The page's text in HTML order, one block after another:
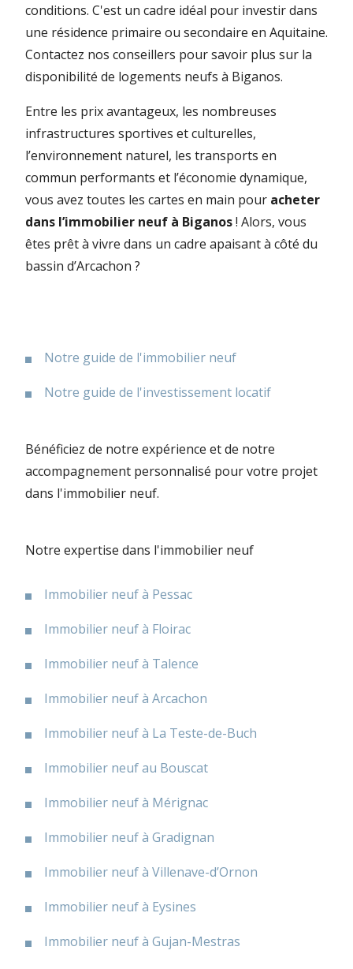
conditions. C'est un cadre idéal pour investir dans
une résidence primaire ou secondaire en Aquitaine.
Contactez nos conseillers pour savoir plus sur la
disponibilité de logements neufs à Biganos.
Entre les prix avantageux, les nombreuses
infrastructures sportives et culturelles,
l’environnement naturel, les transports en
commun performants et l’économie dynamique,
vous avez toutes les cartes en main pour acheter
dans l’immobilier neuf à Biganos! Alors, vous
êtes prêt à vivre dans un cadre apaisant à côté du
bassin d’Arcachon ?
Notre guide de l'immobilier neuf
Notre guide de l'investissement locatif
Bénéficiez de notre expérience et de notre
accompagnement personnalisé pour votre projet
dans l'immobilier neuf.
Notre expertise dans l'immobilier neuf
Immobilier neuf à Pessac
Immobilier neuf à Floirac
Immobilier neuf à Talence
Immobilier neuf à Arcachon
Immobilier neuf à La Teste-de-Buch
Immobilier neuf au Bouscat
Immobilier neuf à Mérignac
Immobilier neuf à Gradignan
Immobilier neuf à Villenave-d’Ornon
Immobilier neuf à Eysines
Immobilier neuf à Gujan-Mestras